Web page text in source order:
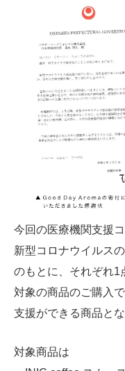
今回の医療機関支援コ
新型コロナウイルス
のもとに、それぞれ1
対象の商品のご購入
支援ができる商品と
対象商品は